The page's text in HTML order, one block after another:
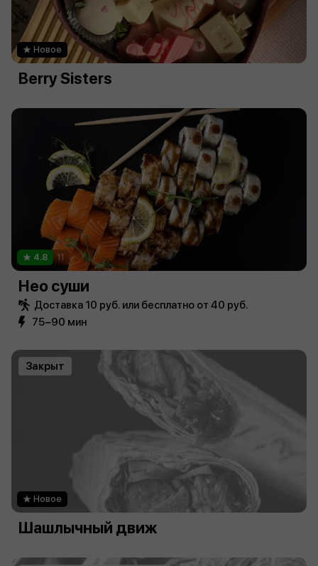
Новое
Berry Sisters
4.8 11
Нео суши
Доставка 10 руб. или бесплатно от 40 руб.
75−90 мин
Закрыт
Новое
Шашлычный движ